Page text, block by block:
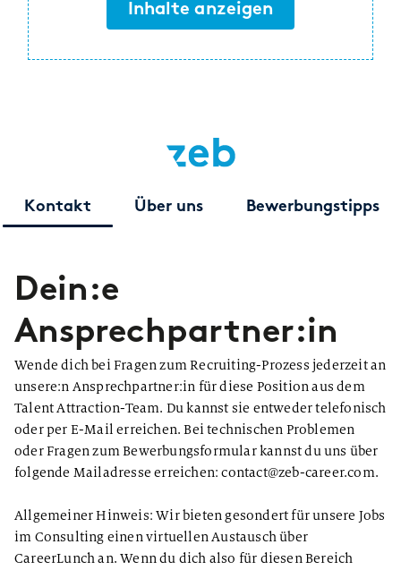
Inhalte anzeigen
Kontakt Über uns Bewerbungstipps
Dein:e
Ansprechpartner:in
Wende dich bei Fragen zum Recruiting-Prozess jederzeit an
unsere:n Ansprechpartner:in für diese Position aus dem
Talent Attraction-Team. Du kannst sie entweder telefonisch
oder per E-Mail erreichen. Bei technischen Problemen
oder Fragen zum Bewerbungsformular kannst du uns über
folgende Mailadresse erreichen: contact@zeb-career.com.
Allgemeiner Hinweis: Wir bieten gesondert für unsere Jobs
im Consulting einen virtuellen Austausch über
CareerLunch an. Wenn du dich also für diesen Bereich